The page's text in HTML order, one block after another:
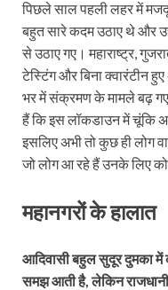
पिछले साल पहली लहर में
बहुत सारे कदम उठाए थे और
से उठाए गए। महाराष्‍ट्र,
टेस्टिंग और बिना क्वारंटीन
भर में संक्रमण के मामले बढ़
हैं कि इस लॉकडाउन में चूंकि
इसलिए अभी तो कुछ ही लोग
जो लोग आ रहे हैं उनके लिए
महानगरों के हालात
आदिवासी बहुल सुदूर दुमका में
समझ आती है, लेकिन राजधानी